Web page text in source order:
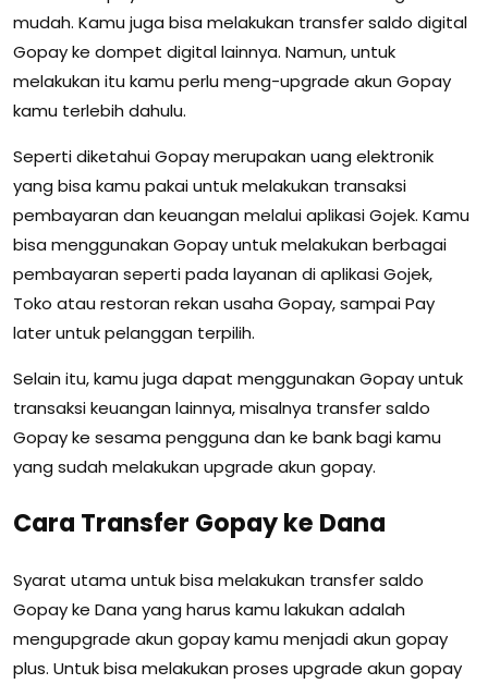
mudah. Kamu juga bisa melakukan transfer saldo digital
Gopay ke dompet digital lainnya. Namun, untuk
melakukan itu kamu perlu meng-upgrade akun Gopay
kamu terlebih dahulu.
Seperti diketahui Gopay merupakan uang elektronik
yang bisa kamu pakai untuk melakukan transaksi
pembayaran dan keuangan melalui aplikasi Gojek. Kamu
bisa menggunakan Gopay untuk melakukan berbagai
pembayaran seperti pada layanan di aplikasi Gojek,
Toko atau restoran rekan usaha Gopay, sampai Pay
later untuk pelanggan terpilih.
Selain itu, kamu juga dapat menggunakan Gopay untuk
transaksi keuangan lainnya, misalnya transfer saldo
Gopay ke sesama pengguna dan ke bank bagi kamu
yang sudah melakukan upgrade akun gopay.
Cara Transfer Gopay ke Dana
Syarat utama untuk bisa melakukan transfer saldo
Gopay ke Dana yang harus kamu lakukan adalah
mengupgrade akun gopay kamu menjadi akun gopay
plus. Untuk bisa melakukan proses upgrade akun gopay